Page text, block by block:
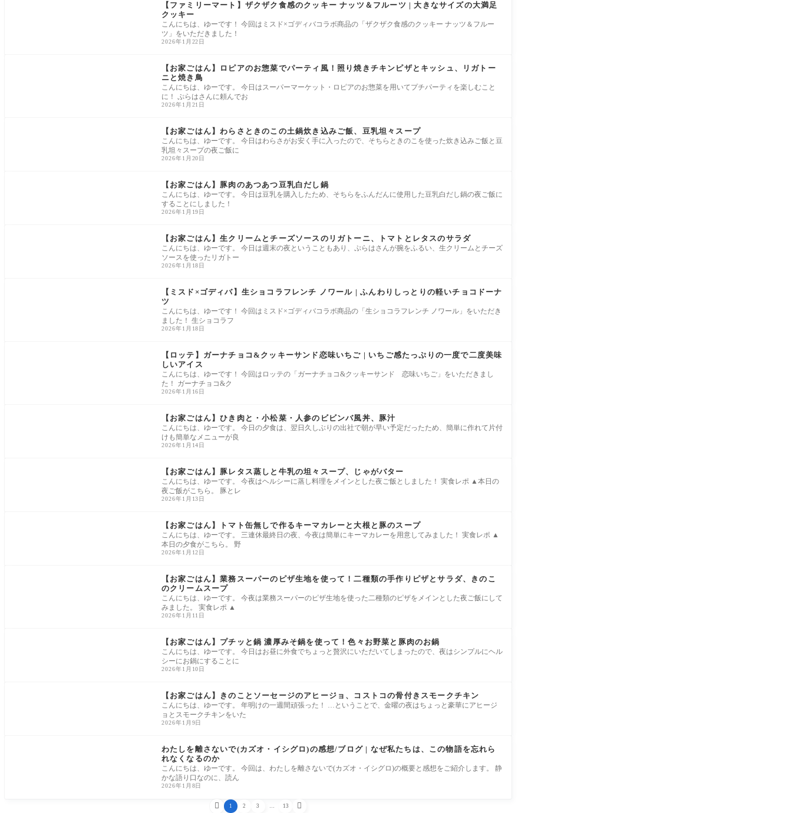
【ファミリーマート】ザクザク食感のクッキー ナッツ＆フルーツ | 大きなサイズの大満足
クッキー
こんにちは、ゆーです！ 今回はミスド×ゴディバコラボ商品の「ザクザク食感のクッキー ナッツ＆フルー
ツ」をいただきました！
2026年1月22日
【お家ごはん】ロピアのお惣菜でパーティ風！照り焼きチキンピザとキッシュ、リガトー
ニと焼き鳥
こんにちは、ゆーです。 今日はスーパーマーケット・ロピアのお惣菜を用いてプチパーティを楽しむこと
に！ ぷらはさんに頼んでお
2026年1月21日
【お家ごはん】わらさときのこの土鍋炊き込みご飯、豆乳坦々スープ
こんにちは、ゆーです。 今日はわらさがお安く手に入ったので、そちらときのこを使った炊き込みご飯と豆
乳坦々スープの夜ご飯に
2026年1月20日
【お家ごはん】豚肉のあつあつ豆乳白だし鍋
こんにちは、ゆーです。 今日は豆乳を購入したため、そちらをふんだんに使用した豆乳白だし鍋の夜ご飯に
することにしました！
2026年1月19日
【お家ごはん】生クリームとチーズソースのリガトーニ、トマトとレタスのサラダ
こんにちは、ゆーです。 今日は週末の夜ということもあり、ぷらはさんが腕をふるい、生クリームとチーズ
ソースを使ったリガトー
2026年1月18日
【ミスド×ゴディバ】生ショコラフレンチ ノワール | ふんわりしっとりの軽いチョコドーナ
ツ
こんにちは、ゆーです！ 今回はミスド×ゴディバコラボ商品の「生ショコラフレンチ ノワール」をいただき
ました！ 生ショコラフ
2026年1月18日
【ロッテ】ガーナチョコ&クッキーサンド恋味いちご | いちご感たっぷりの一度で二度美味
しいアイス
こんにちは、ゆーです！ 今回はロッテの「ガーナチョコ&クッキーサンド 恋味いちご」をいただきまし
た！ ガーナチョコ&ク
2026年1月16日
【お家ごはん】ひき肉と・小松菜・人参のビビンバ風丼、豚汁
こんにちは、ゆーです。 今日の夕食は、翌日久しぶりの出社で朝が早い予定だったため、簡単に作れて片付
けも簡単なメニューが良
2026年1月14日
【お家ごはん】豚レタス蒸しと牛乳の坦々スープ、じゃがバター
こんにちは、ゆーです。 今夜はヘルシーに蒸し料理をメインとした夜ご飯としました！ 実食レポ ▲本日の
夜ご飯がこちら。 豚とレ
2026年1月13日
【お家ごはん】トマト缶無しで作るキーマカレーと大根と豚のスープ
こんにちは、ゆーです。 三連休最終日の夜、今夜は簡単にキーマカレーを用意してみました！ 実食レポ ▲
本日の夕食がこちら。 野
2026年1月12日
【お家ごはん】業務スーパーのピザ生地を使って！二種類の手作りピザとサラダ、きのこ
のクリームスープ
こんにちは、ゆーです。 今夜は業務スーパーのピザ生地を使った二種類のピザをメインとした夜ご飯にして
みました。 実食レポ ▲
2026年1月11日
【お家ごはん】プチッと鍋 濃厚みそ鍋を使って！色々お野菜と豚肉のお鍋
こんにちは、ゆーです。 今日はお昼に外食でちょっと贅沢にいただいてしまったので、夜はシンプルにヘル
シーにお鍋にすることに
2026年1月10日
【お家ごはん】きのことソーセージのアヒージョ、コストコの骨付きスモークチキン
こんにちは、ゆーです。 年明けの一週間頑張った！ …ということで、金曜の夜はちょっと豪華にアヒージ
ョとスモークチキンをいた
2026年1月9日
わたしを離さないで(カズオ・イシグロ)の感想/ブログ | なぜ私たちは、この物語を忘れら
れなくなるのか
こんにちは、ゆーです。 今回は、わたしを離さないで(カズオ・イシグロ)の概要と感想をご紹介します。 静
かな語り口なのに、読ん
2026年1月8日
 1 2 3 … 13 